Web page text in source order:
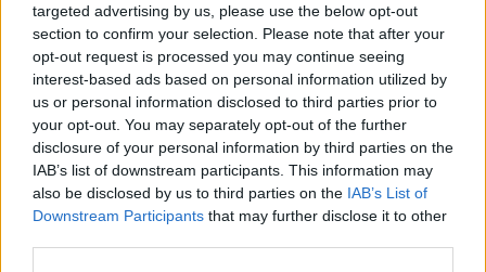
targeted advertising by us, please use the below opt-out
section to confirm your selection. Please note that after your
opt-out request is processed you may continue seeing
interest-based ads based on personal information utilized by
us or personal information disclosed to third parties prior to
your opt-out. You may separately opt-out of the further
disclosure of your personal information by third parties on the
IAB’s list of downstream participants. This information may
also be disclosed by us to third parties on the IAB’s List of
Downstream Participants that may further disclose it to other
Προσθέστε το ΕΘΝΟΣ στη Google
Τις δηλώσεις του άτυπου Συμβούλου του
Αλέξη Τσίπρα σε θέματα Υγείας, Γρηγόρη
Γεροτζιάφα φέρνει στην επιφάνεια ηΝέα
Δημοκρατία, μέσω ανακοίνωσής της.
Συγκεκριμένα, σύμφωνα με το κυβερνών